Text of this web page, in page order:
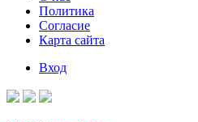
Политика
Согласие
Карта сайта
Вход